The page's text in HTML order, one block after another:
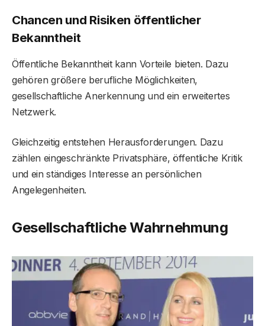
Chancen und Risiken öffentlicher
Bekanntheit
Öffentliche Bekanntheit kann Vorteile bieten. Dazu
gehören größere berufliche Möglichkeiten,
gesellschaftliche Anerkennung und ein erweitertes
Netzwerk.
Gleichzeitig entstehen Herausforderungen. Dazu
zählen eingeschränkte Privatsphäre, öffentliche Kritik
und ein ständiges Interesse an persönlichen
Angelegenheiten.
Gesellschaftliche Wahrnehmung